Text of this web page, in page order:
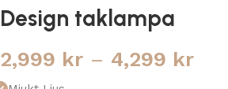
Design taklampa
2,999 kr – 4,299 kr